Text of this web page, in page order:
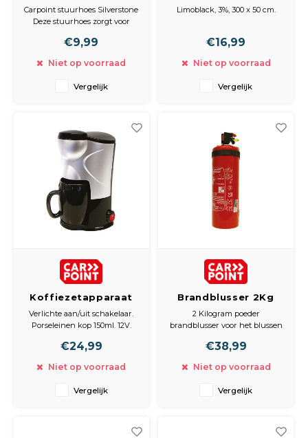
Silverstone
grijs/zwart
Carpoint stuurhoes Silverstone
Deze stuurhoes zorgt voor
rijcomfort. Daarnaast gebruik
versleten stuur nieuw leven in
voor sturen met een diameter
€9,99
Niet op voorraad
Vergelijk
limoblack3% 300 x
Limoblack, 3%, 300 x 50 cm.
€16,99
Niet op voorraad
Vergelijk
Koffiezetapparaat
Just 4 you 12V 170W
150ml
Verlichte aan/uit schakelaar.
Porseleinen kop 150ml. 12V.
bijgesloten.
€24,99
Niet op voorraad
Vergelijk
Brandblusser 2Kg
Belg Norm 2025
2 Kilogram poeder
brandblusser voor het blussen
en C.
Brandklasse B: Voor het
vloeibare stoffen zoals:
€38,99
Niet op voorraad
Vergelijk